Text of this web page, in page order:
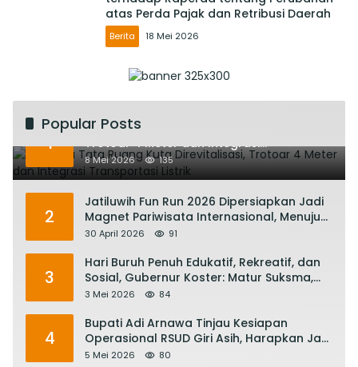
atas Perda Pajak dan Retribusi Daerah
Berita 18 Mei 2026
Popular Posts
1
Rencana Tata Ruang Kuta Direvitalisasi,
Trotoar 4 Meter dan Integrasi
Transportasi Listrik
8 Mei 2026 135
2
Jatiluwih Fun Run 2026 Dipersiapkan Jadi
Magnet Pariwisata Internasional, Menuju
Satu Abad Pariwisata Bali
30 April 2026 91
3
Hari Buruh Penuh Edukatif, Rekreatif, dan
Sosial, Gubernur Koster: Matur Suksma,
Keringat Pekerja Mesin Ekonomi Bali
3 Mei 2026 84
4
Bupati Adi Arnawa Tinjau Kesiapan
Operasional RSUD Giri Asih, Harapkan Jadi
RS Rujukan Terbaik
5 Mei 2026 80